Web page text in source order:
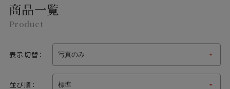
商品一覧
Product
表示切替：
並び順：